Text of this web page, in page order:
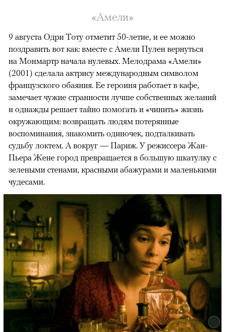
«Амели»
9 августа Одри Тоту отметит 50-летие, и ее можно
поздравить вот как: вместе с Амели Пулен вернуться
на Монмартр начала нулевых. Мелодрама «Амели»
(2001) сделала актрису международным символом
французского обаяния. Ее героиня работает в кафе,
замечает чужие странности лучше собственных желаний
и однажды решает тайно помогать и «чинить» жизнь
окружающим: возвращать людям потерянные
воспоминания, знакомить одиночек, подталкивать
судьбу локтем. А вокруг — Париж. У режиссера Жан-
Пьера Жене город превращается в большую шкатулку с
зелеными стенами, красными абажурами и маленькими
чудесами.